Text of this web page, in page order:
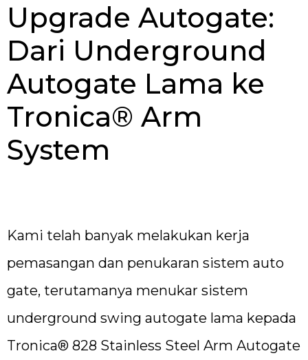
Upgrade Autogate:
Dari Underground
Autogate Lama ke
Tronica® Arm
System
Kami telah banyak melakukan kerja
pemasangan dan penukaran sistem auto
gate, terutamanya menukar sistem
underground swing autogate lama kepada
Tronica® 828 Stainless Steel Arm Autogate